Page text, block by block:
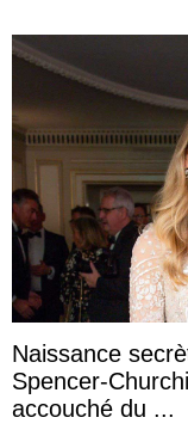
Naissance
Spencer-
accouché du ...